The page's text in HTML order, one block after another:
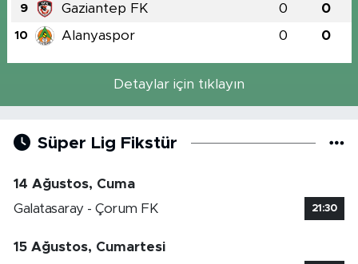
9 Gaziantep FK 0 0
10 Alanyaspor 0 0
Detaylar için tıklayın
Süper Lig Fikstür
14 Ağustos, Cuma
Galatasaray - Çorum FK
21:30
15 Ağustos, Cumartesi